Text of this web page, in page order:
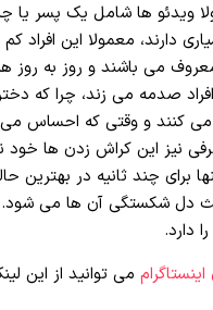
ویدئو ها شامل یک پسر
دارند، معمولا این افراد
می باشند و روز به
صدمه می زند، چرا که
می کنند و وقتی که احساس
نیز این کراش زدن ها
چند ثانیه در بهترین
دل شکستگی آن ها می شود.
دارد.
می توانید از این